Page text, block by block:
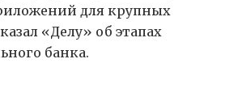
для крупных
«Делу» об этапах
банка.